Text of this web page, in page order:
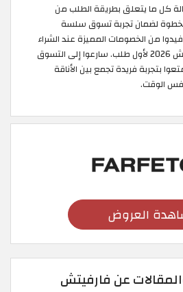
كل ما يتعلق بطريقة الطلب من
لضمان تجربة تسوق سلسة
من الخصومات المميزة عند الشراء
بتفعيل كود خصم فارفيتش 2026 لأول طلب. سارعوا إلى التسوق
بتجربة فريدة تجمع بين الأناقة
الوقت.
العروض
عن فارفيتش